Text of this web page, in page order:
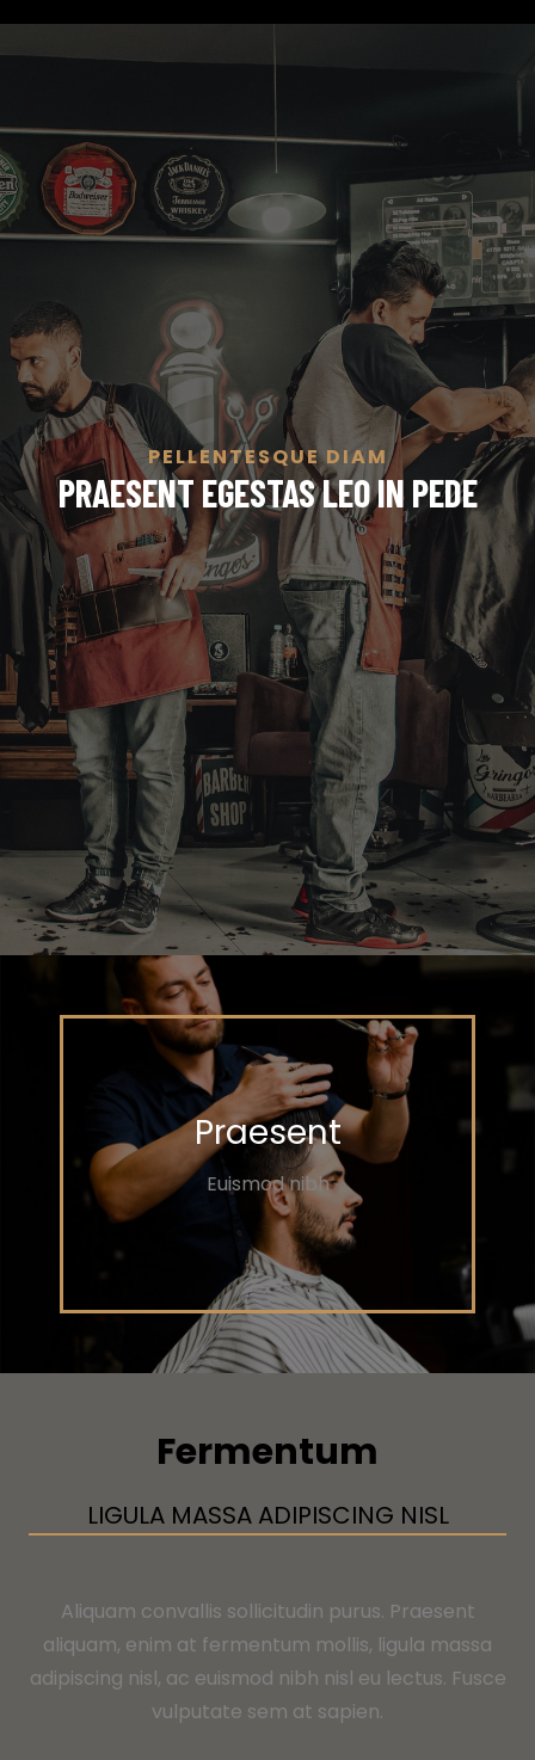
PELLENTESQUE DIAM
PRAESENT EGESTAS LEO IN PEDE
Praesent
Euismod nibh
Fermentum
LIGULA MASSA ADIPISCING NISL
Aliquam convallis sollicitudin purus. Praesent
aliquam, enim at fermentum mollis, ligula massa
adipiscing nisl, ac euismod nibh nisl eu lectus. Fusce
vulputate sem at sapien.